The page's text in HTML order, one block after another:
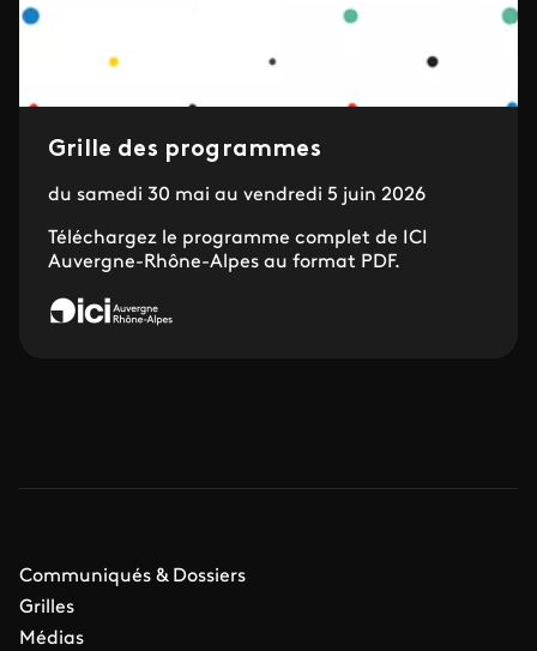
Grille des programmes
du samedi 30 mai au vendredi 5 juin 2026
Téléchargez le programme complet de ICI
Auvergne-Rhône-Alpes au format PDF.
Communiqués & Dossiers
Grilles
Médias